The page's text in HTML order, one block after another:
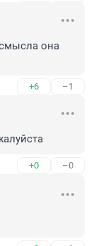
она
+6 –1
+0 –0